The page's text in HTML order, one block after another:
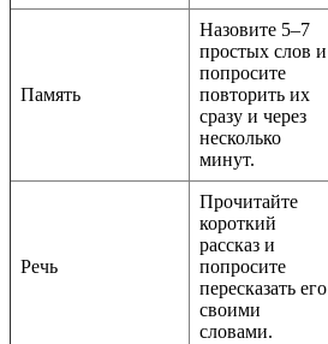
Память
Назовите 5–7
простых слов и
попросите
повторить их
сразу и через
несколько
минут.
Речь
Прочитайте
короткий
рассказ и
попросите
пересказать его
своими
словами.